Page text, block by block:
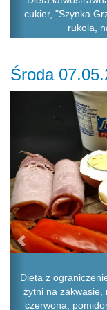
cukier, "Szynka
rukola,
Środa
Dieta z
żytni na zakwasie,
czerwona,